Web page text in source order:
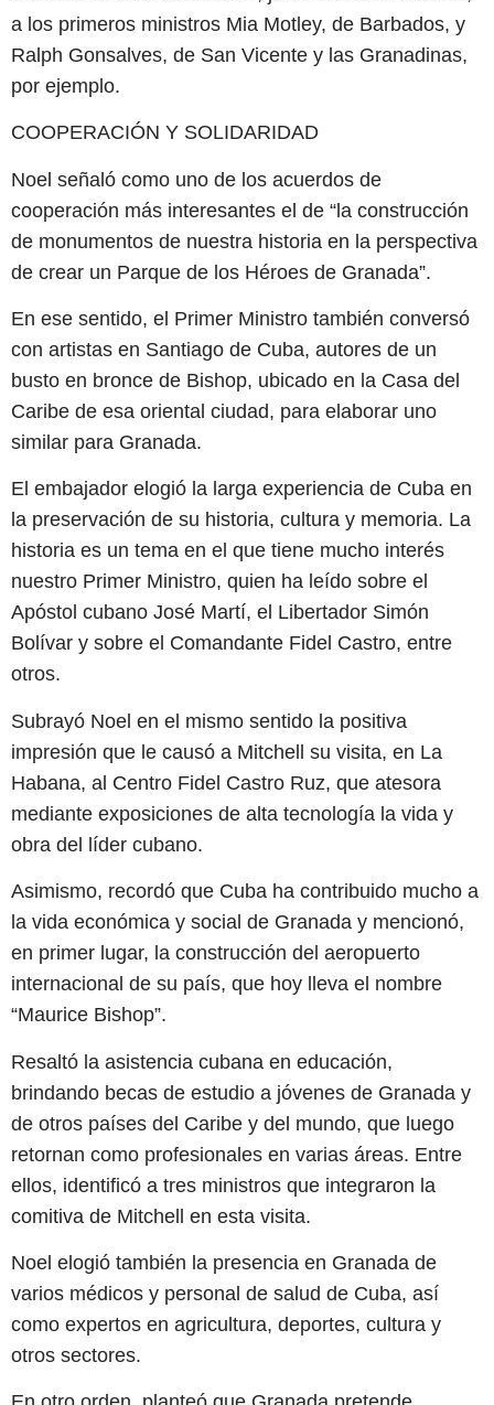
a los primeros ministros Mia Motley, de Barbados, y
Ralph Gonsalves, de San Vicente y las Granadinas,
por ejemplo.
COOPERACIÓN Y SOLIDARIDAD
Noel señaló como uno de los acuerdos de
cooperación más interesantes el de “la construcción
de monumentos de nuestra historia en la perspectiva
de crear un Parque de los Héroes de Granada”.
En ese sentido, el Primer Ministro también conversó
con artistas en Santiago de Cuba, autores de un
busto en bronce de Bishop, ubicado en la Casa del
Caribe de esa oriental ciudad, para elaborar uno
similar para Granada.
El embajador elogió la larga experiencia de Cuba en
la preservación de su historia, cultura y memoria. La
historia es un tema en el que tiene mucho interés
nuestro Primer Ministro, quien ha leído sobre el
Apóstol cubano José Martí, el Libertador Simón
Bolívar y sobre el Comandante Fidel Castro, entre
otros.
Subrayó Noel en el mismo sentido la positiva
impresión que le causó a Mitchell su visita, en La
Habana, al Centro Fidel Castro Ruz, que atesora
mediante exposiciones de alta tecnología la vida y
obra del líder cubano.
Asimismo, recordó que Cuba ha contribuido mucho a
la vida económica y social de Granada y mencionó,
en primer lugar, la construcción del aeropuerto
internacional de su país, que hoy lleva el nombre
“Maurice Bishop”.
Resaltó la asistencia cubana en educación,
brindando becas de estudio a jóvenes de Granada y
de otros países del Caribe y del mundo, que luego
retornan como profesionales en varias áreas. Entre
ellos, identificó a tres ministros que integraron la
comitiva de Mitchell en esta visita.
Noel elogió también la presencia en Granada de
varios médicos y personal de salud de Cuba, así
como expertos en agricultura, deportes, cultura y
otros sectores.